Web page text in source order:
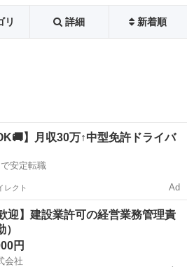
リ 詳細 新着順
】月収30万↑中型免許ドライバ
安定転職
レクト Ad
迎】建設業許可の経営業務管理責
円
会社